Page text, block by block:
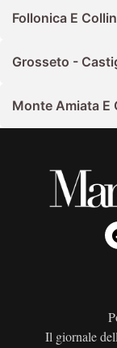
Follonica E
Grosseto -
Monte Amiata E
Il giornale